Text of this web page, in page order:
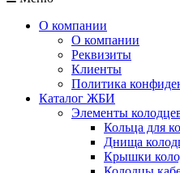
О компании
О компании
Реквизиты
Клиенты
Политика
Каталог ЖБИ
Элементы
Кольца для
Днища
Крышки